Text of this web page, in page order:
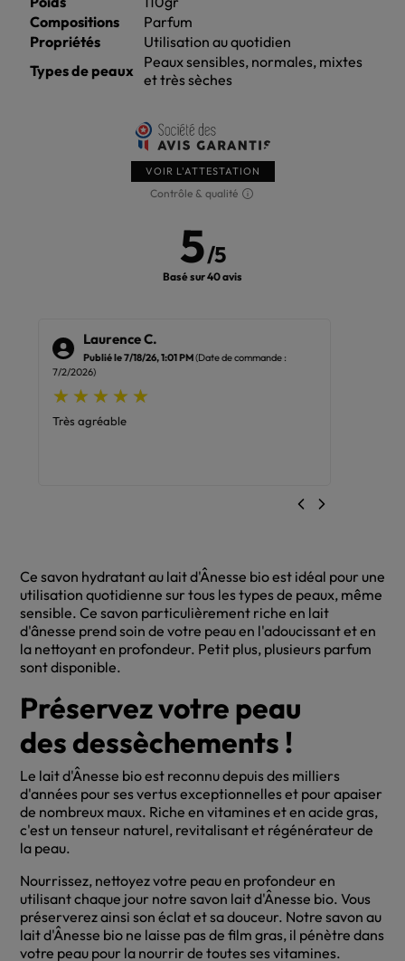
Compositions
Parfum
Propriétés
Utilisation au quotidien
Types de peaux
Peaux sensibles, normales, mixtes
et très sèches
VOIR L'ATTESTATION
Contrôle & qualité
5 /5
Basé sur 40 avis
Laurence C.
Publié le 7/18/26, 1:01 PM(Date de commande :
7/2/2026)
Très agréable
Ce savon hydratant au lait d'Ânesse bio est idéal pour une
utilisation quotidienne sur tous les types de peaux, même
sensible. Ce savon particulièrement riche en lait
d'ânesse prend soin de votre peau en l'adoucissant et en
la nettoyant en profondeur. Petit plus, plusieurs parfum
sont disponible.
Préservez votre peau
des dessèchements !
Le lait d'Ânesse bio est reconnu depuis des milliers
d'années pour ses vertus exceptionnelles et pour apaiser
de nombreux maux. Riche en vitamines et en acide gras,
c'est un tenseur naturel, revitalisant et régénérateur de
la peau.
Nourrissez, nettoyez votre peau en profondeur en
utilisant chaque jour notre savon lait d'Ânesse bio. Vous
préserverez ainsi son éclat et sa douceur. Notre savon au
lait d'Ânesse bio ne laisse pas de film gras, il pénètre dans
votre peau pour la nourrir de toutes ses vitamines.